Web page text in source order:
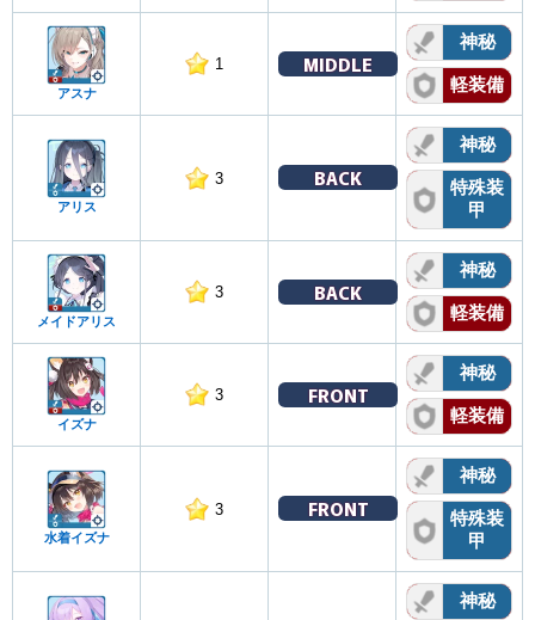
アスナ
1 MIDDLE
神秘
軽装備
アリス
3 BACK
神秘
特殊装
甲
メイドアリス
3 BACK
神秘
軽装備
イズナ
3 FRONT
神秘
軽装備
水着イズナ
3 FRONT
神秘
特殊装
甲
神秘